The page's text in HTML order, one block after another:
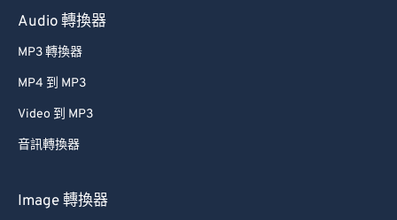
Audio 轉換器
MP3 轉換器
MP4 到 MP3
Video 到 MP3
音訊轉換器
Image 轉換器